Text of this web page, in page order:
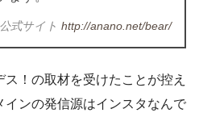
公式サイト http://anano.net/bear/
！の取材を受けたことが控え
インの発信源はインスタなんで